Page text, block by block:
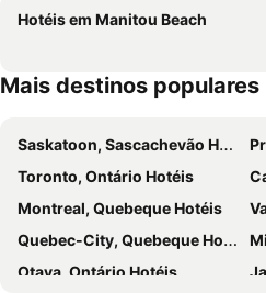
Hotéis em Manitou Beach
Mais destinos populares
Saskatoon, Sascachevão Hotéis
Toronto, Ontário Hotéis
Montreal, Quebeque Hotéis
Quebec-City, Quebeque Hotéis
Otava, Ontário Hotéis